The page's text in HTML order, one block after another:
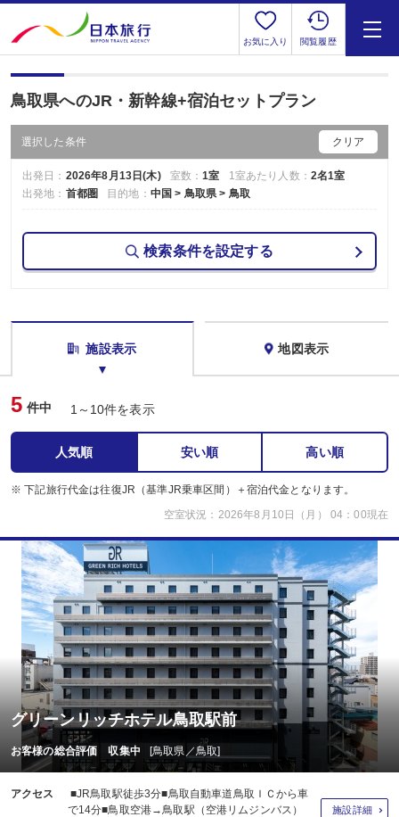
お気に入り 閲覧履歴
鳥取県へのJR・新幹線+宿泊セットプラン
選択した条件 クリア
出発日： 2026年8月13日(木) 室数：1室 1室あたり人数： 2名1室
出発地： 首都圏 目的地： 中国 > 鳥取県 > 鳥取
検索条件を設定する
施設表示 地図表示
5 件中 1～10件を表示
人気順 安い順 高い順
※ 下記旅行代金は往復JR（基準JR乗車区間）＋宿泊代金となります。
空室状況：2026年8月10日（月） 04：00現在
グリーンリッチホテル鳥取駅前
お客様の総合評価 収集中 [鳥取県／鳥取]
アクセス
■JR鳥取駅徒歩3分■鳥取自動車道鳥取ＩＣから車
で14分■鳥取空港→鳥取駅（空港リムジンバス）
施設詳細